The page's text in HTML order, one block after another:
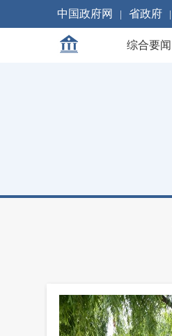
中国政府网 省政府
综合要闻